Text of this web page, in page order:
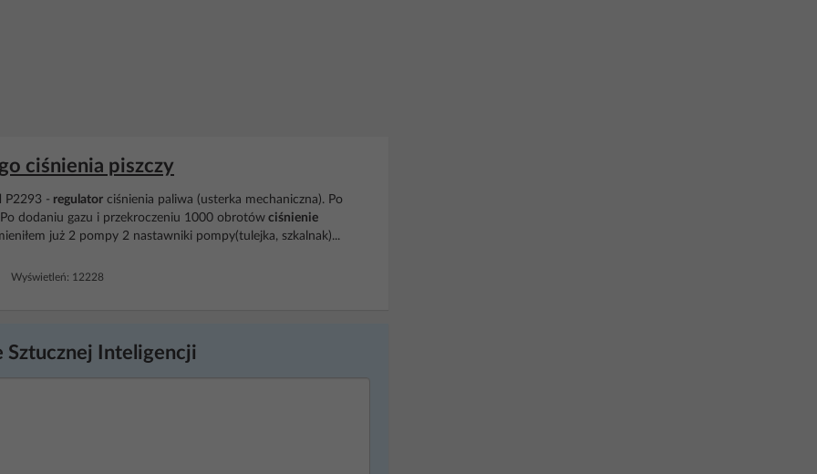
ciśnienia piszczy
P2293 - regulator ciśnienia paliwa (usterka mechaniczna). Po
dodaniu gazu i przekroczeniu 1000 obrotów ciśnienie
już 2 pompy 2 nastawniki pompy(tulejka, szkalnak)...
Wyświetleń: 12228
Sztucznej Inteligencji